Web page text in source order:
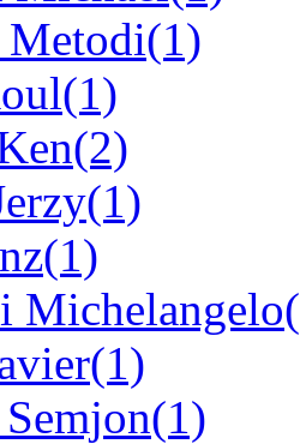
(1)
(1)
(2)
(1)
(1)
Michelangelo
(1)
(1)